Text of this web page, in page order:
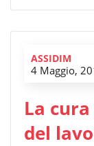
ASSIDIM
4 Maggio,
La
del